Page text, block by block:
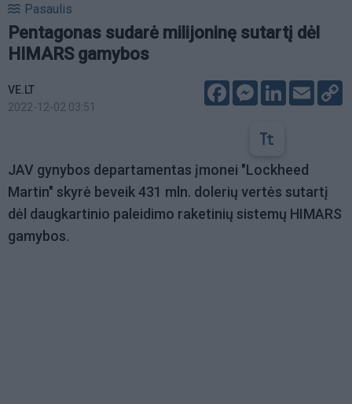
Pasaulis
Pentagonas sudarė milijoninę sutartį dėl
HIMARS gamybos
VE.LT
2022-12-02 03:51
FacebookMessenger
LinkedIn
Email
JAV gynybos departamentas įmonei "Lockheed
Martin" skyrė beveik 431 mln. dolerių vertės sutartį
dėl daugkartinio paleidimo raketinių sistemų HIMARS
gamybos.